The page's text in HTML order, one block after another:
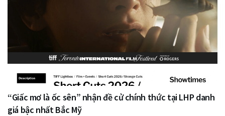
“Giấc mơ là ốc sên” nhận đề cử chính thức tại LHP danh
giá bậc nhất Bắc Mỹ